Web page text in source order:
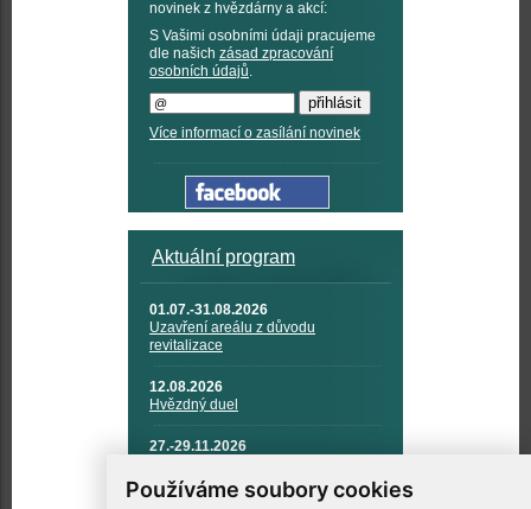
Používáme soubory cookies
novinek z hvězdárny a akcí:
S Vašimi osobními údaji pracujeme
dle našich zásad zpracování
osobních údajů.
Více informací o zasílání novinek
Aktuální program
01.07.-31.08.2026
Uzavření areálu z důvodu
revitalizace
12.08.2026
Hvězdný duel
27.-29.11.2026
TECHNIKA A KOSMICKÉ
TECHNOLOGIE